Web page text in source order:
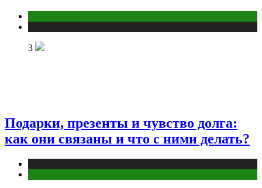
3
Подарки, презенты и чувство долга:
как они связаны и что с ними делать?